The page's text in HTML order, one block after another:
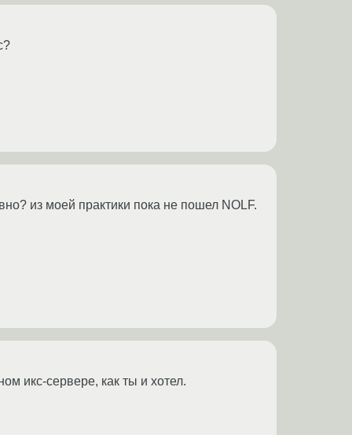
из моей практики пока не пошел NOLF.
икс-сервере, как ты и хотел.